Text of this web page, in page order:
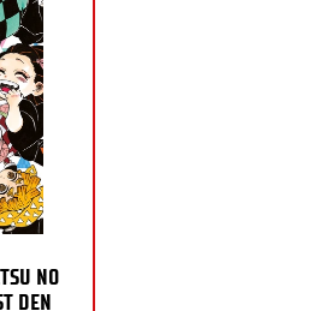
NO
DEN